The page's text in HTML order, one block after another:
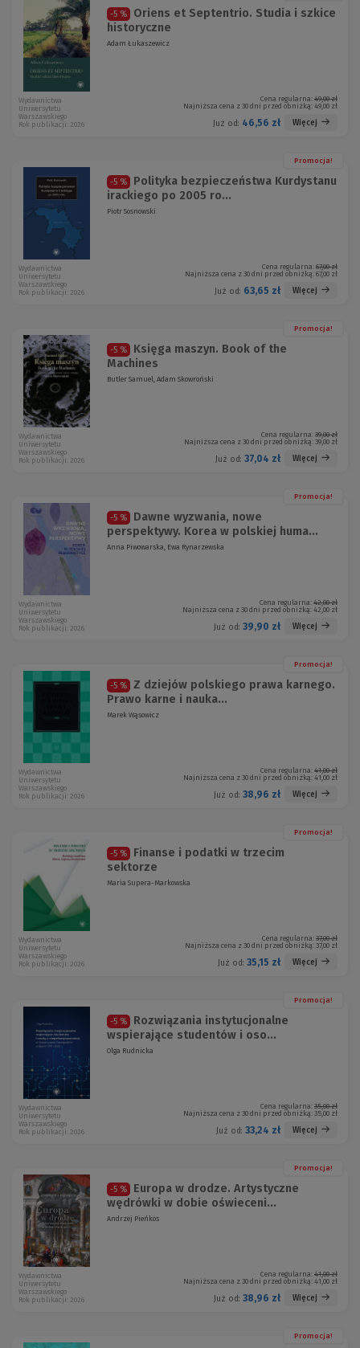
-5 %
Oriens et Septentrio. Studia i szkice
historyczne
Adam Łukaszewicz
Cena regularna: 49,00 zł
Najniższa cena z 30 dni przed obniżką: 49,00 zł
Już od: 46,56 zł Więcej
Wydawnictwa
Uniwersytetu
Warszawskiego
Rok publikacji: 2026
Promocja!
-5 %
Polityka bezpieczeństwa Kurdystanu
irackiego po 2005 ro...
Piotr Sosnowski
Cena regularna: 67,00 zł
Najniższa cena z 30 dni przed obniżką: 67,00 zł
Już od: 63,65 zł Więcej
Wydawnictwa
Uniwersytetu
Warszawskiego
Rok publikacji: 2026
Promocja!
-5 %
Księga maszyn. Book of the
Machines
Butler Samuel, Adam Skowroński
Cena regularna: 39,00 zł
Najniższa cena z 30 dni przed obniżką: 39,00 zł
Już od: 37,04 zł Więcej
Wydawnictwa
Uniwersytetu
Warszawskiego
Rok publikacji: 2026
Promocja!
-5 %
Dawne wyzwania, nowe
perspektywy. Korea w polskiej huma...
Anna Piwowarska, Ewa Rynarzewska
Cena regularna: 42,00 zł
Najniższa cena z 30 dni przed obniżką: 42,00 zł
Już od: 39,90 zł Więcej
Wydawnictwa
Uniwersytetu
Warszawskiego
Rok publikacji: 2026
Promocja!
-5 %
Z dziejów polskiego prawa karnego.
Prawo karne i nauka...
Marek Wąsowicz
Cena regularna: 41,00 zł
Najniższa cena z 30 dni przed obniżką: 41,00 zł
Już od: 38,96 zł Więcej
Wydawnictwa
Uniwersytetu
Warszawskiego
Rok publikacji: 2026
Promocja!
-5 %
Finanse i podatki w trzecim
sektorze
Maria Supera-Markowska
Cena regularna: 37,00 zł
Najniższa cena z 30 dni przed obniżką: 37,00 zł
Już od: 35,15 zł Więcej
Wydawnictwa
Uniwersytetu
Warszawskiego
Rok publikacji: 2026
Promocja!
-5 %
Rozwiązania instytucjonalne
wspierające studentów i oso...
Olga Rudnicka
Cena regularna: 35,00 zł
Najniższa cena z 30 dni przed obniżką: 35,00 zł
Już od: 33,24 zł Więcej
Wydawnictwa
Uniwersytetu
Warszawskiego
Rok publikacji: 2026
Promocja!
-5 %
Europa w drodze. Artystyczne
wędrówki w dobie oświeceni...
Andrzej Pieńkos
Cena regularna: 41,00 zł
Najniższa cena z 30 dni przed obniżką: 41,00 zł
Już od: 38,96 zł Więcej
Wydawnictwa
Uniwersytetu
Warszawskiego
Rok publikacji: 2026
Promocja!